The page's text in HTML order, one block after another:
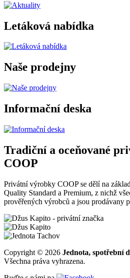
Letáková nabídka
Naše prodejny
Informační deska
Tradiční a oceňované
COOP
Privátní výrobky COOP se dělí na
Quality Standard a Premium, z nichž
prověřených výrobců a jsou prodávany
Copyright © 2026 Jednota, spotřební
Všechna práva vyhrazena.